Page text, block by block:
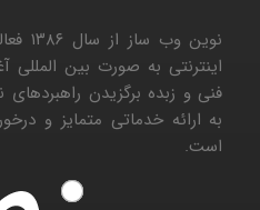
اینترنتی به صورت بین المللی
فنی و زبده برگزیدن راهبردهای
به ارائه خدماتی متمایز و
است.